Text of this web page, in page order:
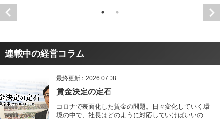
連載中の経営コラム
最終更新：2026.07.08
賃金決定の定石
コロナで表面化した賃金の問題。日々変化していく環
境の中で、社長はどのように対応していけばいいの